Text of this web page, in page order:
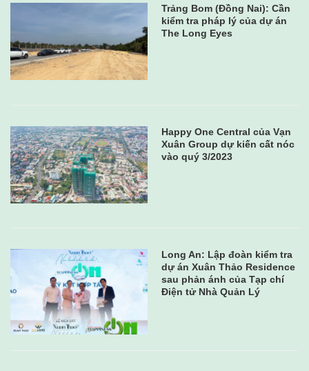
Trảng Bom (Đồng Nai): Cần
kiểm tra pháp lý của dự án
The Long Eyes
Happy One Central của Vạn
Xuân Group dự kiến cất nóc
vào quý 3/2023
Long An: Lập đoàn kiểm tra
dự án Xuân Thảo Residence
sau phản ánh của Tạp chí
Điện tử Nhà Quản Lý